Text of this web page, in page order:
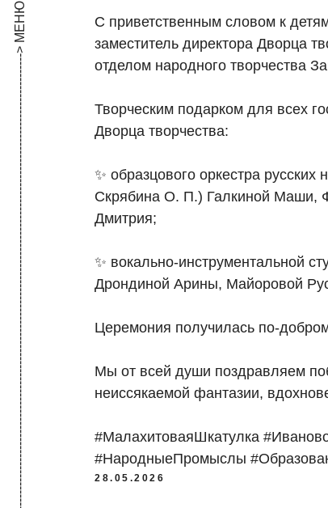
------------------------------------------------------------------------------------------------------------------> МЕНЮ
С приветственным словом к
заместитель директора Дворца
отделом народного творчества
Творческим подарком для всех
Дворца творчества:
✨ образцового оркестра
Скрябина О. П.) Галкиной Маши,
Дмитрия;
✨ вокально-инструментальной
Дрондиной Арины, Майоровой
Церемония получилась по-
Мы от всей души поздравляем
неиссякаемой фантазии,
#МалахитоваяШкатулка
#НародныеПромыслы
28.05.2026